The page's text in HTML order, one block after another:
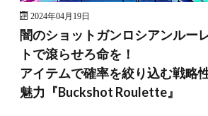
2024年04月19日
闇のショットガンロシアンルー
トで滾らせろ命を！
アイテムで確率を絞り込む戦略
魅力『Buckshot Roulette』